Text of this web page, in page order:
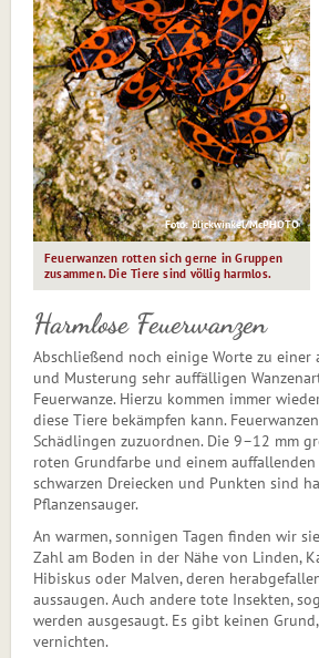
Foto: blickwinkel/McPHOTO
Feuerwanzen rotten sich gerne in Gruppen
zusammen. Die Tiere sind völlig harmlos.
Harmlose Feuerwanzen
Abschließend noch einige Worte zu einer
und Musterung sehr auffälligen
Feuerwanze. Hier­zu kommen immer
diese Tiere bekämpfen kann.
Schädlingen zuzuordnen. Die 9–12 mm
roten Grundfarbe und einem
schwarzen Dreiecken und Punkten sind
Pflanzensauger.
An warmen, sonnigen Tagen finden wir
Zahl am Boden in der Nähe von Linden,
Hibiskus oder Mal­ven, deren
aussaugen. Auch andere tote Insekten,
werden ausgesaugt. Es gibt keinen
vernichten.